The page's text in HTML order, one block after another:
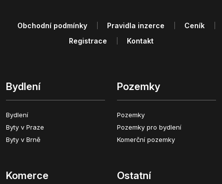
Bydlení
Bydlení
Byty v Praze
Byty v Brně
Pozemky
Pozemky
Pozemky pro bydlení
Komerční pozemky
Komerce Ostatní
Obchodní podmínky Pravidla inzerce
Ceník
Registrace
Kontakt